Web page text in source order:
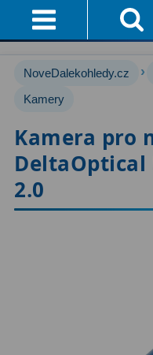
Přihlášení
Affiliate
Průvodce
Doručení
A
Platba
Akce!
Hvězdářské dalekohledy
Pro začátečníky67
Pro děti30
Čočkové
NoveDalekohledy.cz ›
Kamery
Kamera pro
DeltaOptical
2.0